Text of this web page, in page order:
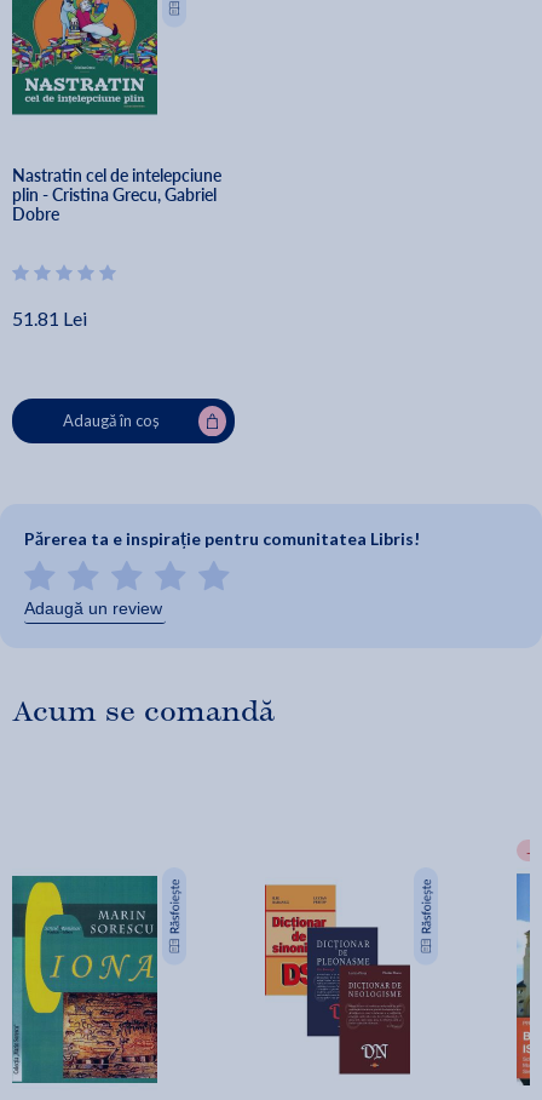
Nastratin cel de intelepciune
plin - Cristina Grecu, Gabriel
Dobre
51.81 Lei
Adaugă în coș
Părerea ta e inspirație pentru comunitatea Libris!
Adaugă un review
Acum se comandă
-